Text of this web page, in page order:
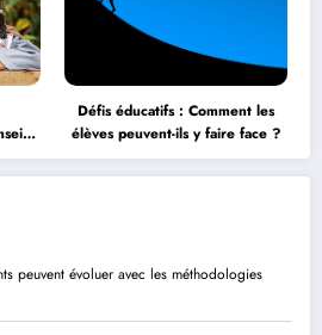
Défis éducatifs : Comment les
élèves peuvent-ils y faire face ?
peuvent évoluer avec les méthodologies